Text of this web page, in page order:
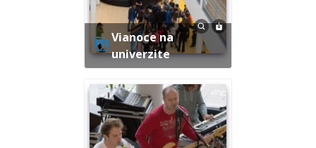
Vianoce na
univerzite